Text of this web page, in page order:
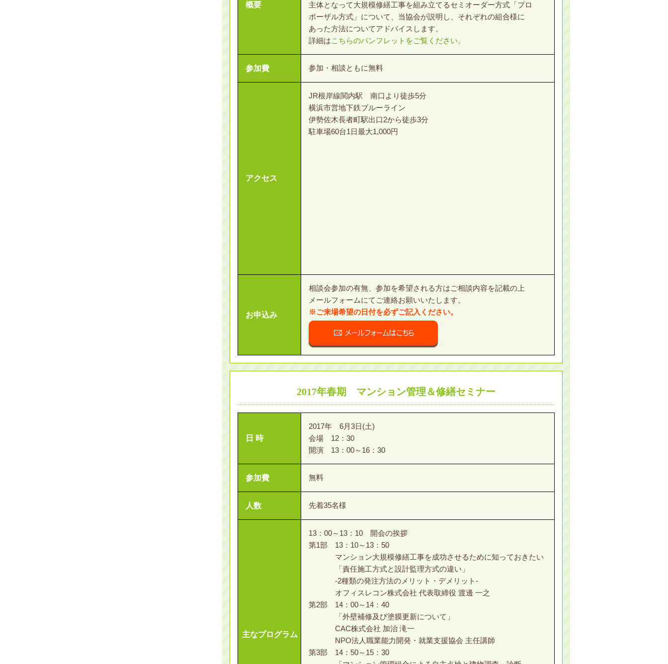
概要
主体となって大規模修繕工事を組み立てるセミオーダー方式「プロ
ポーザル方式」について、当協会が説明し、それぞれの組合様に
あった方法についてアドバイスします。
詳細はこちらのパンフレットをご覧ください。
参加費 参加・相談ともに無料
アクセス
JR根岸線関内駅 南口より徒歩5分
横浜市営地下鉄ブルーライン
伊勢佐木長者町駅出口2から徒歩3分
駐車場60台1日最大1,000円
お申込み
相談会参加の有無、参加を希望される方はご相談内容を記載の上
メールフォームにてご連絡お願いいたします。
※ご来場希望の日付を必ずご記入ください。
2017年春期 マンション管理＆修繕セミナー
日 時
2017年 6月3日(土)
会場 12：30
開演 13：00～16：30
参加費 無料
人数 先着35名様
主なプログラム
13：00～13：10 開会の挨拶
第1部 13：10～13：50
マンション大規模修繕工事を成功させるために知っておきたい
「責任施工方式と設計監理方式の違い」
-2種類の発注方法のメリット・デメリット-
オフィスレコン株式会社 代表取締役 渡邊 一之
第2部 14：00～14：40
「外壁補修及び塗膜更新について」
CAC株式会社 加治 滝一
NPO法人職業能力開発・就業支援協会 主任講師
第3部 14：50～15：30